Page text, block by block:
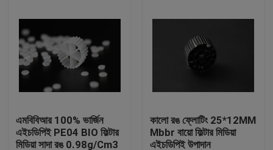
ব্লগ
উদ্ধৃতির জন্য আবেদন
এমবিবিআর বায়ো মিডিয়া
এমবিবিআর 100% ভার্জিন
এইচডিপিই PE04 BIO ফিল্টার
মিডিয়া সাদা রঙ 0.98g/Cm3
কালো রঙ ফ্লোটিং 25*12MM
Mbbr বায়ো ফিল্টার মিডিয়া
এইচডিপিই উপাদান